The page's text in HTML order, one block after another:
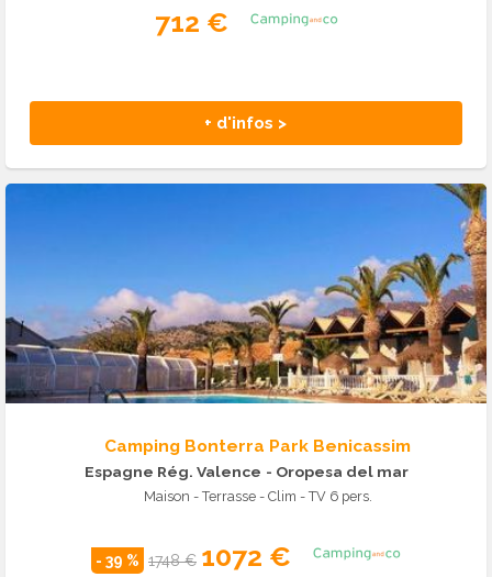
712 €
+ d'infos >
Camping Bonterra Park Benicassim
Espagne Rég. Valence - Oropesa del mar
Maison - Terrasse - Clim - TV 6 pers.
- 39 % 1748 € 1072 €